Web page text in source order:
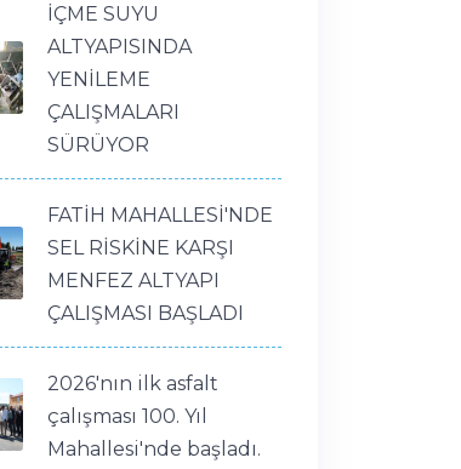
İÇME SUYU
ALTYAPISINDA
YENİLEME
ÇALIŞMALARI
SÜRÜYOR
FATİH MAHALLESİ'NDE
SEL RİSKİNE KARŞI
MENFEZ ALTYAPI
ÇALIŞMASI BAŞLADI
2026'nın ilk asfalt
çalışması 100. Yıl
Mahallesi'nde başladı.